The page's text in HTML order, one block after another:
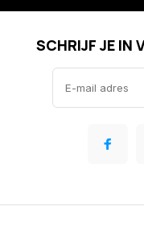
SCHRIJF JE IN